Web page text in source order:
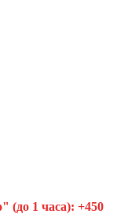
(до 1 часа): +450